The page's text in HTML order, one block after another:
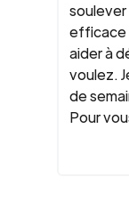
soulever
efficace
aider à
voulez.
de
Pour